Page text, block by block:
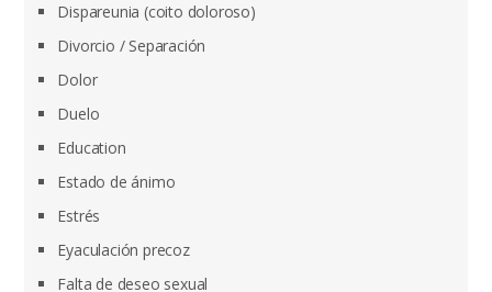
Dispareunia (coito doloroso)
Divorcio / Separación
Dolor
Duelo
Education
Estado de ánimo
Estrés
Eyaculación precoz
Falta de deseo sexual